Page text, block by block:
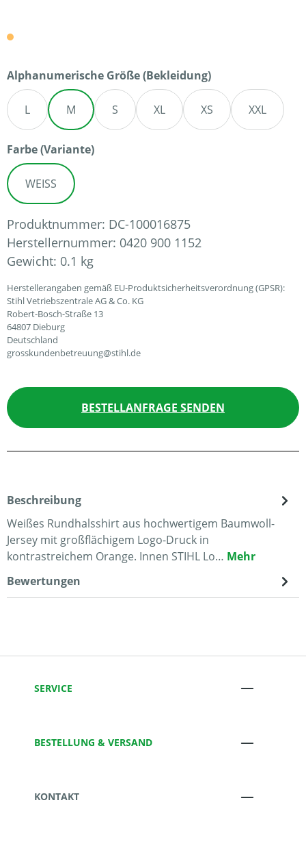
Alphanumerische Größe (Bekleidung)auswählen
L M S XL XS XXL
Farbe (Variante)auswählen
WEISS
Produktnummer: DC-100016875
Herstellernummer: 0420 900 1152
Gewicht: 0.1 kg
Herstellerangaben gemäß EU-Produktsicherheitsverordnung (GPSR):
Stihl Vetriebszentrale AG & Co. KG
Robert-Bosch-Straße 13
64807 Dieburg
Deutschland
grosskundenbetreuung@stihl.de
BESTELLANFRAGE SENDEN
Beschreibung
Weißes Rundhalsshirt aus hochwertigem Baumwoll-
Jersey mit großflächigem Logo-Druck in
kontrastreichem Orange. Innen STIHL Lo… Mehr
Bewertungen
SERVICE
BESTELLUNG & VERSAND
KONTAKT